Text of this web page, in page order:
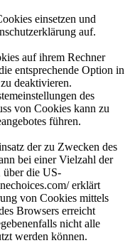
einsetzen und
auf.
auf ihrem Rechner
entsprechende Option in
deaktivieren.
des
von Cookies kann zu
führen.
der zu Zwecken des
bei einer Vielzahl der
über die US-
erklärt
von Cookies mittels
Browsers erreicht
nicht alle
werden können.